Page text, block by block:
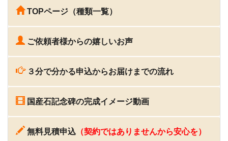
TOPページ（種類一覧）
ご依頼者様からの嬉しいお声
３分で分かる申込からお届けまでの流れ
国産石記念碑の完成イメージ動画
無料見積申込 （契約ではありませんから安心を）